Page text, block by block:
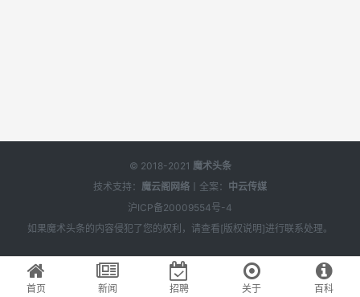
© 2018-2021 魔术头条
技术支持： 魔云阁网络 丨全案： 中云传媒
沪ICP备20009554号-4
如果 魔术头条的内容侵犯了您的权利，请查看[版权说明 ]进行联系处理。
首页 新闻 招聘 关于 百科